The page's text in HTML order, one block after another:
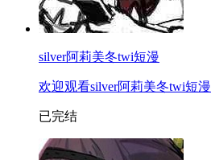
silver阿莉美冬twi短漫
欢迎观看silver阿莉美冬twi短漫
已完结